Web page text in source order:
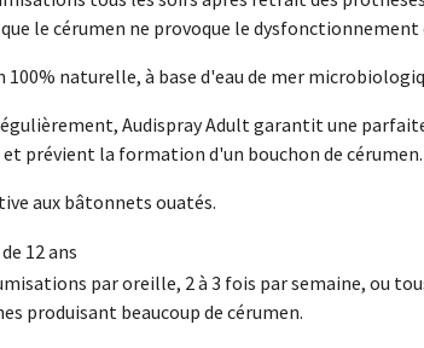
le cérumen ne provoque le dysfonctionnement
100% naturelle, à base d'eau de mer
Audispray Adult garantit une
prévient la formation d'un bouchon de cérumen.
aux bâtonnets ouatés.
12 ans
par oreille, 2 à 3 fois par semaine, ou
produisant beaucoup de cérumen.